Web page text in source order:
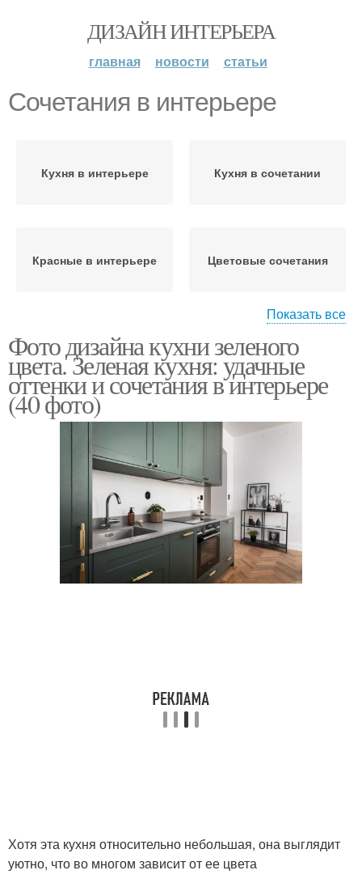
ДИЗАЙН ИНТЕРЬЕРА
главная новости статьи
Сочетания в интерьере
Кухня в интерьере Кухня в сочетании
Красные в интерьере Цветовые сочетания
Цвета в интерьере Цветы в интерьере
Комплементарное
сочетание
Аналогичное сочетание
Раздельно-
комплементарное
сочетание
Цвета для интерьера
Показать все
Фото дизайна кухни зеленого
цвета. Зеленая кухня: удачные
оттенки и сочетания в интерьере
(40 фото)
Хотя эта кухня относительно небольшая, она выглядит
уютно, что во многом зависит от ее цвета